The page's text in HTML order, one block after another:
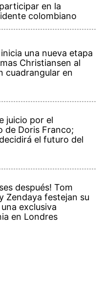
en la
colombiano
una nueva etapa
Christiansen al
cuadrangular en
juicio por el
de Doris Franco;
el futuro del
después! Tom
Zendaya festejan su
exclusiva
en Londres